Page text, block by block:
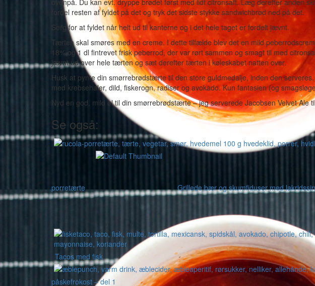
ovenpå. Du kan evt. dryppe brødet først med lidt citronsaft. Læg derefter anden
fordel resten af fyldet på det og tryk det sidste stykke sandwichbrød ned på det.
Sørg for at fyldet når helt ud til kanterne og i det hele taget er fordelt jævnt.
Tærten skal smøres med en creme. I dette tilfælde blev det en mild
18% og 1 dl fintrevet frisk peberrod, der var rørt sammen og smagt til med
jævnt ud over hele tærten og sæt derefter tærten i køleskabet natten over.
Husk at pynte din smørrebrødstærte til den store guldmedalje, inden den
med krebsehaler, dild, fiskerogn, radiser og avokado. Kun fantasien (og
Nyd en god, mild øl til din smørrebrødstærte – jeg serverede Jacobsen Velvet Ale
Se også:
porretærte Grillede bær og skumfiduser med
Tacos med fisk
påskefrokost – del 1